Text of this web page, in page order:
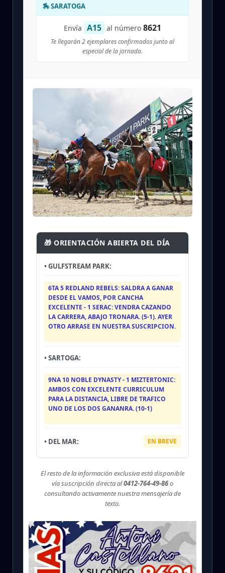
🏇 SARATOGA
Envía A15 al número 8621
Te llegarán 2 ejemplares confirmados junto al
especial de la jornada.
🎁 ORIENTACIÓN ABIERTA DEL DÍA
• GULFSTREAM PARK:
6TA 5 REDLAND REBELS: SALDRA A GANAR
DESDE EL VAMOS, POR CANCHA
EXCELENTE - 1 SERAC: VENDRA CAZANDO
LA CARRERA, ABAJO TRONARA. (5-1). AYER
OTRO ARRASE EN NUESTRA SUSCRIPCION.
• SARTOGA:
9NA 10 NOBLE DYNASTY - 1 MIZTERTONIC:
AMBOS CON EXCELENTE CURRICULUM
PARA LA DISTANCIA, LIBRE DE TRAFICO
UNO DE LOS DOS GANANRA. (10-1)
• DEL MAR: EN BREVE
El resto de la información exclusiva está disponible
vía suscripción directa al0412-764-49-86o
consultando activamente nuestra mensajería de
texto.